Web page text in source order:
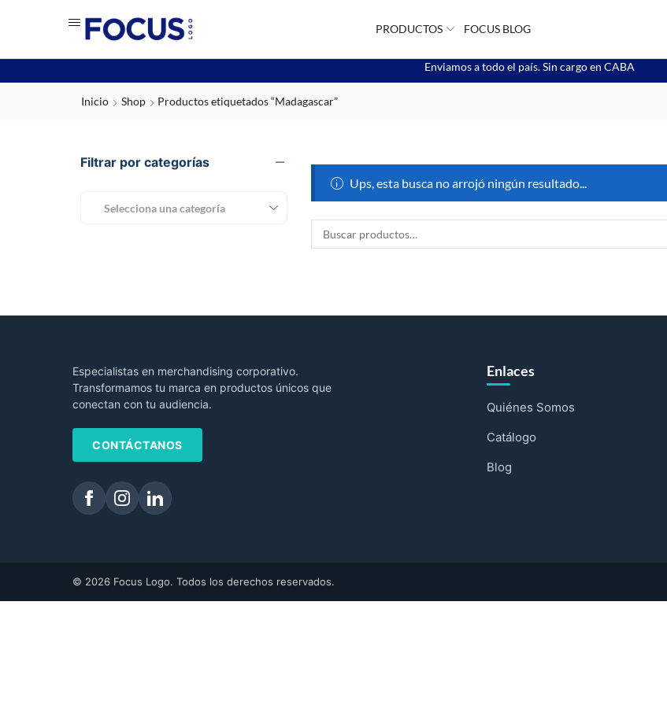
PRODUCTOS FOCUS BLOG
Enviamos a todo el país. Sin cargo en CABA
Inicio Shop Productos etiquetados “Madagascar”
Filtrar por categorías
Selecciona una categoría
Ups, esta busca no arrojó ningún resultado...
Especialistas en merchandising corporativo.
Transformamos tu marca en productos únicos que
conectan con tu audiencia.
CONTÁCTANOS
Enlaces
Quiénes Somos
Catálogo
Blog
© 2026 Focus Logo. Todos los derechos reservados.